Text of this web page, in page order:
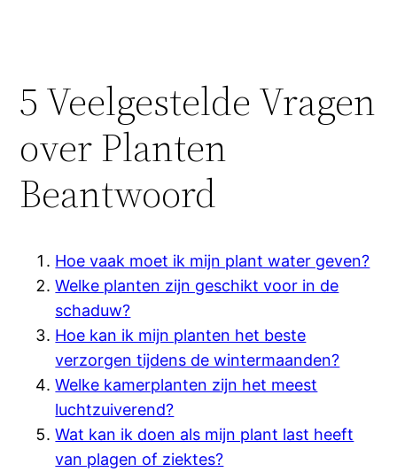
5 Veelgestelde Vragen
over Planten
Beantwoord
Hoe vaak moet ik mijn plant water geven?
Welke planten zijn geschikt voor in de
schaduw?
Hoe kan ik mijn planten het beste
verzorgen tijdens de wintermaanden?
Welke kamerplanten zijn het meest
luchtzuiverend?
Wat kan ik doen als mijn plant last heeft
van plagen of ziektes?